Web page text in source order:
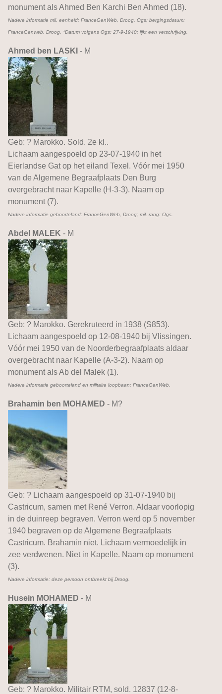
monument als Ahmed Ben Karchi Ben Ahmed (18).
Nadere informatie mil. eenheid: FranceGenWeb, Droog, Ogs; bergingsdatum:
FranceGenweb, Droog. *Datum volgens Ogs: 27-9-1940: lijkt een verschrijving.
Ahmed ben LASKI - M
Geb: ? Marokko. Sold. 2e kl..
Lichaam aangespoeld op 23-07-1940 in het
Eierlandse Gat op het eiland Texel. Vóór mei 1950
van de Algemene Begraafplaats Den Burg
overgebracht naar Kapelle (H-3-3). Naam op
monument (7).
Nadere informatie geboorteland: FranceGenWeb, Droog; mil. rang: Ogs.
Abdel MALEK - M
Geb: ? Marokko. Gerekruteerd in 1938 (S853).
Lichaam aangespoeld op 12-08-1940 bij Vlissingen.
Vóór mei 1950 van de Noorderbegraafplaats aldaar
overgebracht naar Kapelle (A-3-2). Naam op
monument als Ab del Malek (1).
Nadere informatie geboorteland en militaire loopbaan: FranceGenWeb.
Brahamin ben MOHAMED - M?
Geb: ? Lichaam aangespoeld op 31-07-1940 bij
Castricum, samen met René Verron. Aldaar voorlopig
in de duinreep begraven. Verron werd op 5 november
1940 begraven op de Algemene Begraafplaats
Castricum. Brahamin niet. Lichaam vermoedelijk in
zee verdwenen. Niet in Kapelle. Naam op monument
(3).
Nadere informatie: deze persoon ontbreekt bij Droog.
Husein MOHAMED - M
Geb: ? Marokko. Militair RTM, sold. 12837 (12-8-